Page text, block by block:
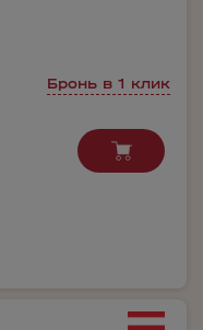
Бронь в 1 клик